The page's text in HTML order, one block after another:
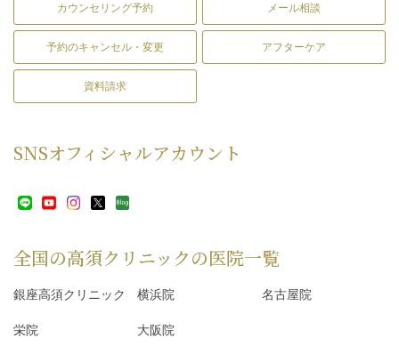
カウンセリング予約 メール相談
予約のキャンセル・変更 アフターケア
資料請求
SNSオフィシャルアカウント
全国の高須クリニックの医院一覧
銀座高須クリニック 横浜院 名古屋院
栄院 大阪院